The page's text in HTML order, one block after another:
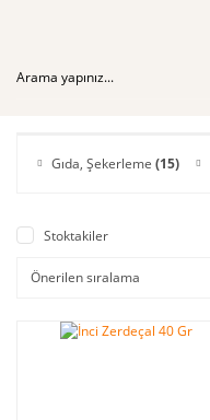
Gıda, Şekerleme (15)
Stoktakiler